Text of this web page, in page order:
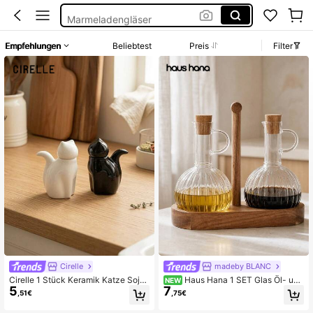
Marmeladengläser
Milch Behälter
Honig Glas Mini
Empfehlungen Beliebtest Preis Filter
Cirelle
Cirelle 1 Stück Keramik Katze Sojas
auce Flasche Essig Flasche
5 ,51€
madeby BLANC
NEW Haus Hana 1 SET Glas Öl- und
Essigspender Set mit Akazienholzst
änder, 2er Pack vertikal gerippte Oli
7 ,75€